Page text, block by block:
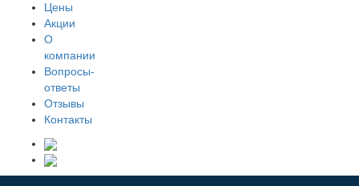
Цены
Акции
О
компании
Вопросы-
ответы
Отзывы
Контакты